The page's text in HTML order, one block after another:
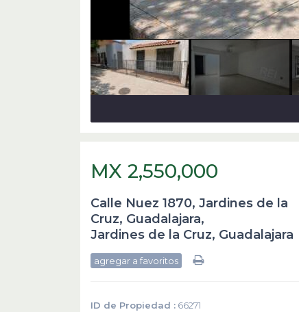
MX 2,550,000
Calle Nuez 1870, Jardines de la
Cruz, Guadalajara,
Jardines de la Cruz, Guadalajara
agregar a favoritos
ID de Propiedad : 66271